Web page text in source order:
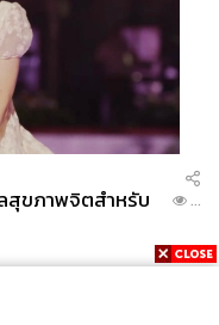
สุขภาพจิตสำหรับ
...